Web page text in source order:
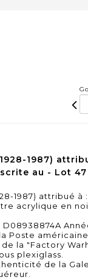
1987)
au - Lot 47
1987) attribué à
acrylique en
Poste
de la "Factory
plexiglass.
de la